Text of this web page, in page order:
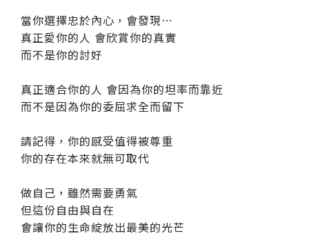
當你選擇忠於內心，會發現⋯
真正愛你的人 會欣賞你的真實
而不是你的討好
真正適合你的人 會因為你的坦率而靠近
而不是因為你的委屈求全而留下
請記得，你的感受值得被尊重
你的存在本來就無可取代
做自己，雖然需要勇氣
但這份自由與自在
會讓你的生命綻放出最美的光芒